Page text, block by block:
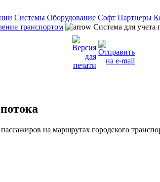
Системы Оборудование Софт Партнеры
транспортом Система для учета
на маршрутах городского